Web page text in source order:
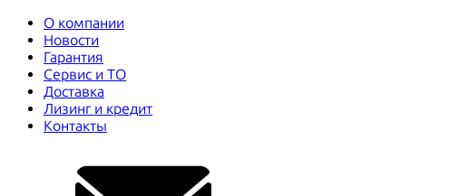
О компании
Новости
Гарантия
Сервис и ТО
Доставка
Лизинг и кредит
Контакты